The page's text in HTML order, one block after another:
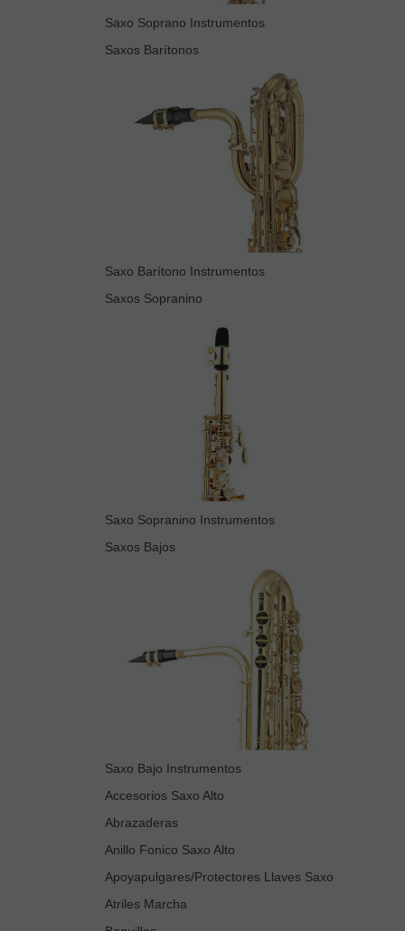
Saxo Soprano Instrumentos
Saxos Barítonos
Saxo Barítono Instrumentos
Saxos Sopranino
Saxo Sopranino Instrumentos
Saxos Bajos
Saxo Bajo Instrumentos
Accesorios Saxo Alto
Abrazaderas
Anillo Fonico Saxo Alto
Apoyapulgares/Protectores Llaves Saxo
Atriles Marcha